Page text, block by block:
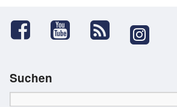
Suchen